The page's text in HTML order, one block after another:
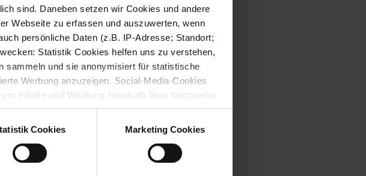
sind. Daneben setzen wir Cookies und andere
Webseite zu erfassen und auszuwerten, wenn
persönliche Daten (z.B. IP-Adresse; Standort;
Statistik Cookies helfen uns zu verstehen,
sammeln und sie anonymisiert für statistische
Werbung anzuzeigen. Social-Media-Cookies
Inhalte und Werbung innerhalb Ihrer Netzwerke
notwendigen Cookies zulassen möchten.
wollen, oder auf „ Einverstanden
“, wenn Sie mit
weitere Informationen lesen Sie bitte unsere
Cookies Marketing Cookies
überzeugt
ist wie gemacht
und